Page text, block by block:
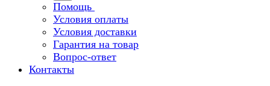
Помощь
Условия оплаты
Условия доставки
Гарантия на товар
Вопрос-ответ
Контакты